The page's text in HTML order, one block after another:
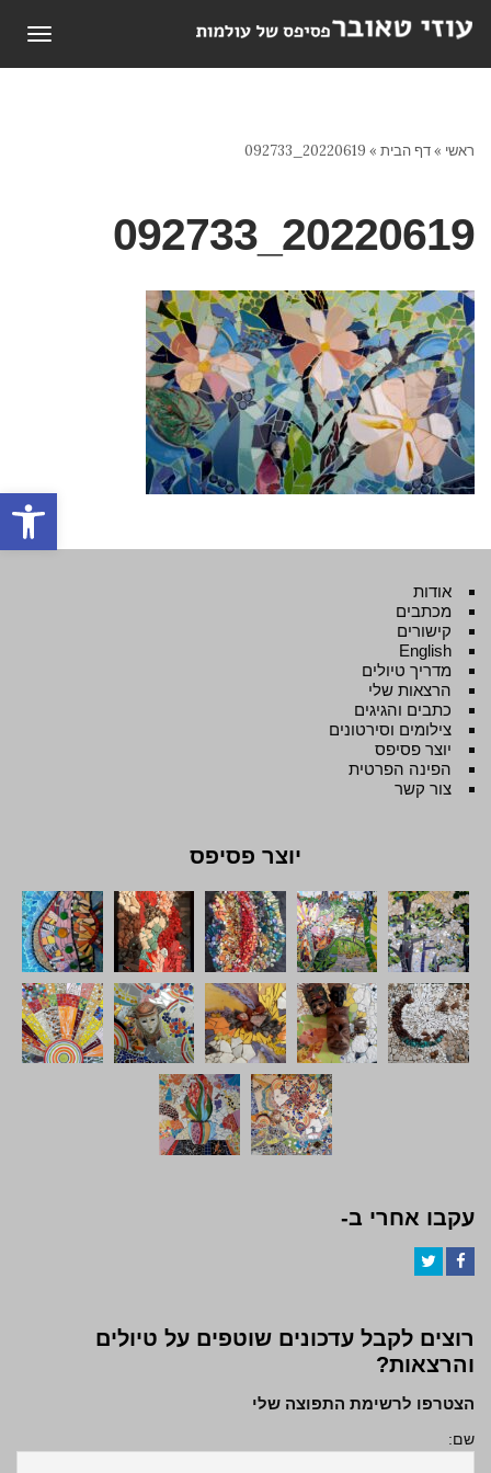
פתח
ראשי »דף הבית »
20220619_092733
20220619_092733
אודות
מכתבים
קישורים
English
מדריך טיולים
הרצאות שלי
כתבים והגיגים
צילומים וסירטונים
יוצר פסיפס
הפינה הפרטית
צור קשר
יוצר פסיפס
עקבו אחרי ב-
רוצים לקבל עדכונים שוטפים על טיולים
והרצאות?
הצטרפו לרשימת התפוצה שלי
שם: